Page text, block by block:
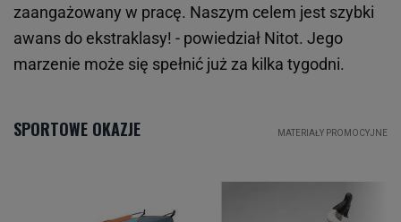
zaangażowany w pracę. Naszym celem jest szybki
awans do ekstraklasy! - powiedział Nitot. Jego
marzenie może się spełnić już za kilka tygodni.